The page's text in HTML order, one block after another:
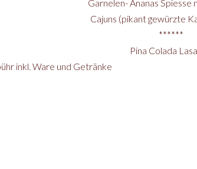
Garnelen- Ananas Spiesse
Cajuns (pikant gewürzte
******
Pina Colada
inkl. Ware und Getränke